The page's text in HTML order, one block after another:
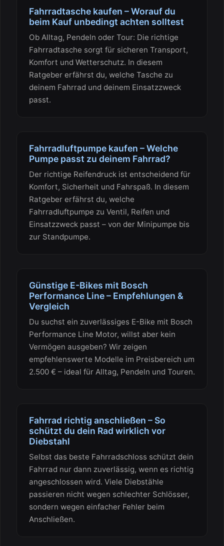
Fahrradtasche kaufen – Worauf du
beim Kauf unbedingt achten solltest
Ob Alltag, Pendeln oder Tour: Die richtige
Fahrradtasche sorgt für sicheren Transport,
Komfort und Wetterschutz. In diesem
Ratgeber erfährst du, welche Tasche zu
deinem Fahrrad und deinem Einsatzzweck
passt.
Fahrradluftpumpe kaufen – Welche
Pumpe passt zu deinem Fahrrad?
Der richtige Reifendruck ist entscheidend für
Komfort, Sicherheit und Fahrspaß. In diesem
Ratgeber erfährst du, welche
Fahrradluftpumpe zu Ventil, Reifen und
Einsatzzweck passt – von der Minipumpe bis
zur Standpumpe.
Günstige E-Bikes mit Bosch
Performance Line – Empfehlungen &
Vergleich
Du suchst ein zuverlässiges E-Bike mit Bosch
Performance Line Motor, willst aber kein
Vermögen ausgeben? Wir zeigen
empfehlenswerte Modelle im Preisbereich um
2.500 € – ideal für Alltag, Pendeln und Touren.
Fahrrad richtig anschließen – So
schützt du dein Rad wirklich vor
Diebstahl
Selbst das beste Fahrradschloss schützt dein
Fahrrad nur dann zuverlässig, wenn es richtig
angeschlossen wird. Viele Diebstähle
passieren nicht wegen schlechter Schlösser,
sondern wegen einfacher Fehler beim
Anschließen.